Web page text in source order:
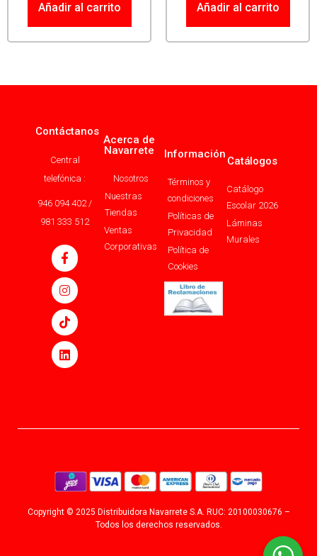
Añadir al carrito Añadir al carrito
Contáctanos
Central
telefónica :
946 094 402 /
981 333 512
Acerca de
Navarrete
Nosotros
Nuestras
Tiendas
Ventas
Corporativas
Información
Términos y
condiciones
Políticas de
Privacidad
Política de
Cookies
Catálogos
Catálogo
Escolar 2026
Láminas
Murales
Copyright © 2025 Distribuidora Navarrete S.A. RUC: 20100030676 –
Todos los derechos reservados.